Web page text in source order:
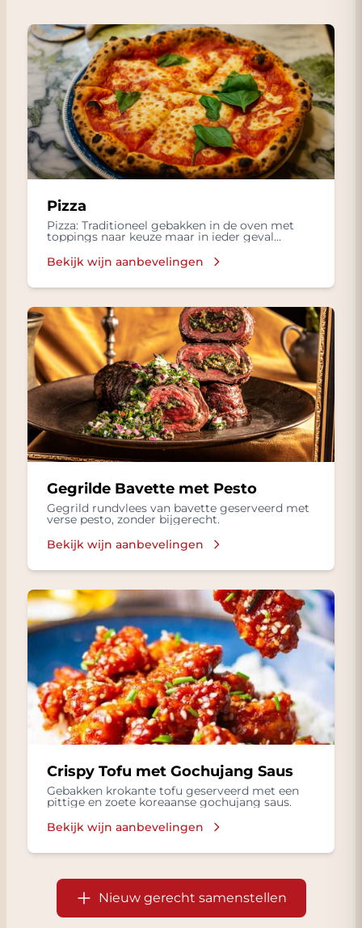
Pizza
Pizza: Traditioneel gebakken in de oven met
toppings naar keuze maar in ieder geval
Bekijk wijn aanbevelingen
Gegrilde Bavette met Pesto
Gegrild rundvlees van bavette geserveerd met
verse pesto, zonder bijgerecht.
Bekijk wijn aanbevelingen
Crispy Tofu met Gochujang Saus
Gebakken krokante tofu geserveerd met een
pittige en zoete koreaanse gochujang saus.
Bekijk wijn aanbevelingen
Nieuw gerecht samenstellen